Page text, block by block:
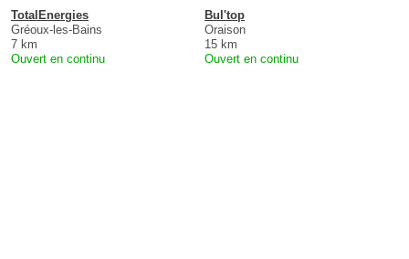
TotalEnergies
Gréoux-les-Bains
7 km
Ouvert en continu
Bul'top
Oraison
15 km
Ouvert en continu